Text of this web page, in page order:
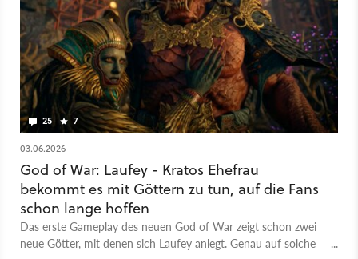
25 7
03.06.2026
God of War: Laufey - Kratos Ehefrau
bekommt es mit Göttern zu tun, auf die Fans
schon lange hoffen
Das erste Gameplay des neuen God of War zeigt schon zwei
neue Götter, mit denen sich Laufey anlegt. Genau auf solche